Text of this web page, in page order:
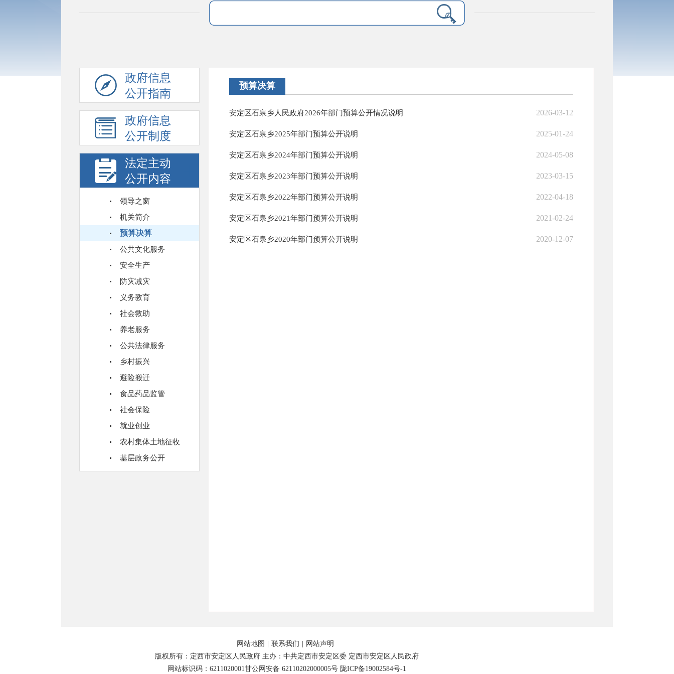
政府信息
公开指南
政府信息
公开制度
法定主动
公开内容
领导之窗
机关简介
预算决算
公共文化服务
安全生产
防灾减灾
义务教育
社会救助
养老服务
公共法律服务
乡村振兴
避险搬迁
食品药品监管
社会保险
就业创业
农村集体土地征收
基层政务公开
预算决算
安定区石泉乡人民政府2026年部门预算公开情况说明 2026-03-12
安定区石泉乡2025年部门预算公开说明 2025-01-24
安定区石泉乡2024年部门预算公开说明 2024-05-08
安定区石泉乡2023年部门预算公开说明 2023-03-15
安定区石泉乡2022年部门预算公开说明 2022-04-18
安定区石泉乡2021年部门预算公开说明 2021-02-24
安定区石泉乡2020年部门预算公开说明 2020-12-07
网站地图 联系我们
网站声明
版权所有：定西市安定区人民政府 主办：中共定西市安定区委 定西市安定区人民政府
网站标识码：6211020001甘公网安备 62110202000005号 陇ICP备19002584号-1